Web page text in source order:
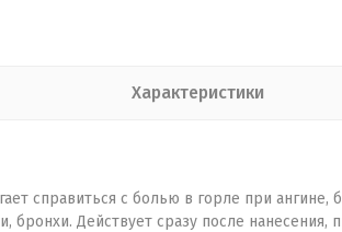
Характеристики
справиться с болью в горле при
Действует сразу после нанесения,